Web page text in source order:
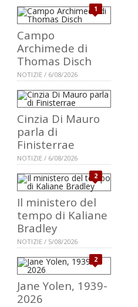
1
Campo
Archimede di
Thomas Disch
NOTIZIE / 6/08/2026
Cinzia Di Mauro
parla di
Finisterrae
NOTIZIE / 6/08/2026
2
Il ministero del
tempo di Kaliane
Bradley
NOTIZIE / 5/08/2026
2
Jane Yolen, 1939-
2026